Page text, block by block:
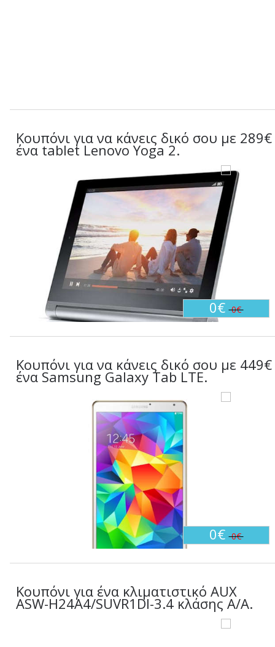
Κουπόνι για να κάνεις δικό σου με 289€
ένα tablet Lenovo Yoga 2.
0€0€
Κουπόνι για να κάνεις δικό σου με 449€
ένα Samsung Galaxy Tab LTE.
0€0€
Κουπόνι για ένα κλιματιστικό AUX
ASW-H24A4/SUVR1DI-3.4 κλάσης A/A.